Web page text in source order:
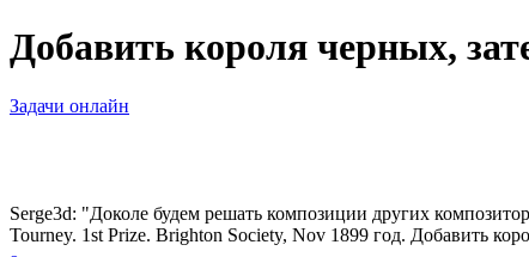
Добавить короля черных,
Задачи онлайн
Serge3d: "Доколе будем решать композиции других
Tourney. 1st Prize. Brighton Society, Nov 1899 год. Добавить